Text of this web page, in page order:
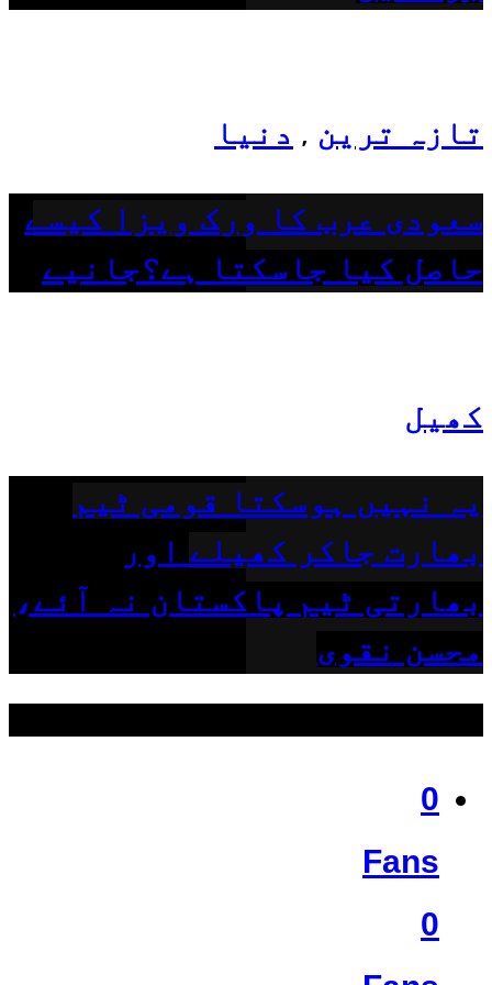
تازہ ترین , دنیا
سعودی عرب کا ورک ویزا کیسے
حاصل کیا جاسکتا ہے؟جانیے
کھیل
یہ نہیں ہوسکتا قومی ٹیم
بھارت جاکر کھیلے اور
بھارتی ٹیم پاکستان نہ آئے،
محسن نقوی
0
Fans
0